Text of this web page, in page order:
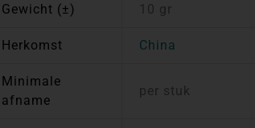
Gewicht (±) 10 gr
Herkomst China
Minimale
afname
per stuk